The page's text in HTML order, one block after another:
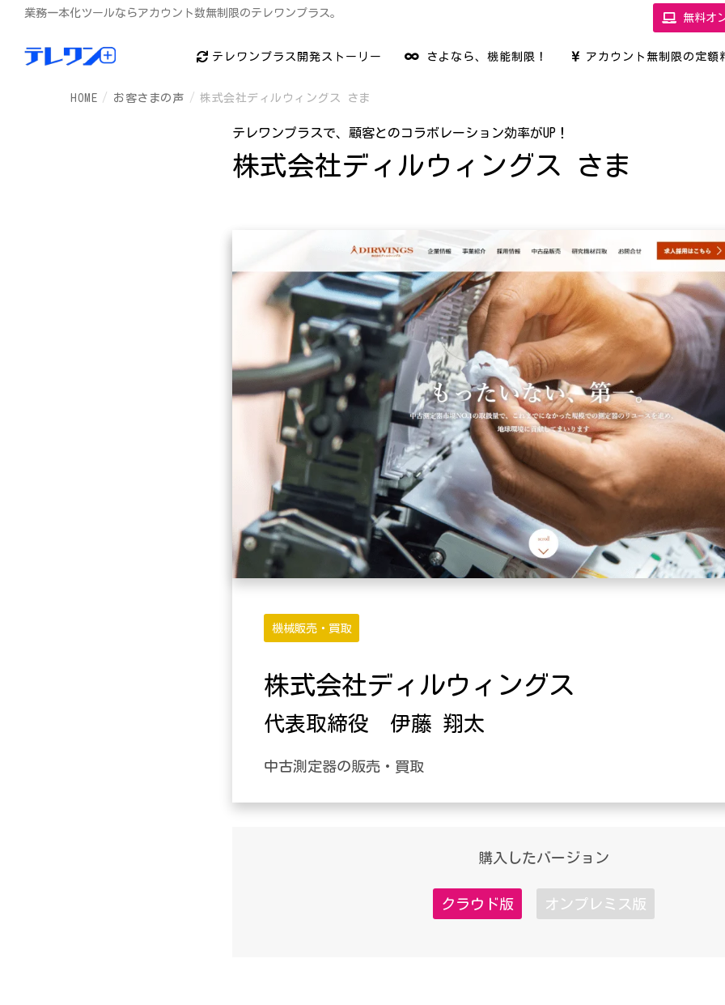
業務一本化ツールならアカウント数無制限のテレワンプラス。 無料オ
テレワンプラス開発ストーリー さよなら、機能制限！ アカウント無制限の定額
HOME お客さまの声 株式会社ディルウィングス さま
テレワンプラスで、顧客とのコラボレーション効率がUP！
株式会社ディルウィングス さま
機械販売・買取
株式会社ディルウィングス
代表取締役 伊藤 翔太
中古測定器の販売・買取
購入したバージョン
クラウド版 オンプレミス版